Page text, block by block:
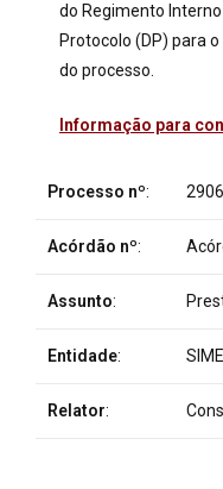
do Regimento
Protocolo (DP) para
do processo.
Informação para
Processo nº:
Acórdão nº:
Assunto:
Entidade:
Relator: